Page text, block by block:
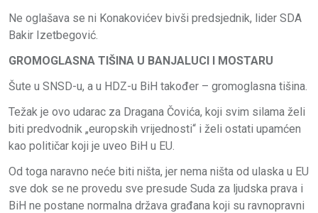
Ne oglašava se ni Konakovićev bivši predsjednik, lider SDA
Bakir Izetbegović.
GROMOGLASNA TIŠINA U BANJALUCI I MOSTARU
Šute u SNSD-u, a u HDZ-u BiH također – gromoglasna tišina.
Težak je ovo udarac za Dragana Čovića, koji svim silama želi
biti predvodnik „europskih vrijednosti“ i želi ostati upamćen
kao političar koji je uveo BiH u EU.
Od toga naravno neće biti ništa, jer nema ništa od ulaska u EU
sve dok se ne provedu sve presude Suda za ljudska prava i
BiH ne postane normalna država građana koji su ravnopravni